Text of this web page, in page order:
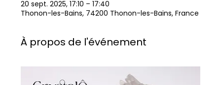
20 sept. 2025, 17:10 – 17:40
Thonon-les-Bains, 74200 Thonon-les-Bains, France
À propos de l'événement